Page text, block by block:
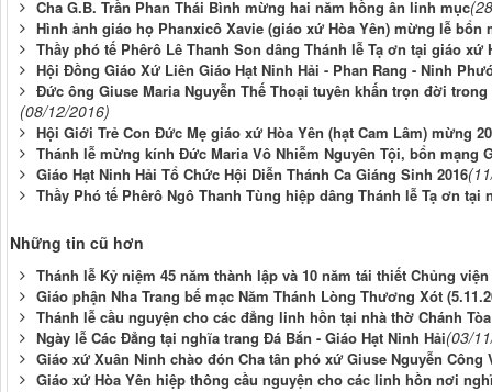
Cha G.B. Trần Phan Thái Bình mừng hai năm hồng ân linh mục
Hình ảnh giáo họ Phanxicô Xavie (giáo xứ Hòa Yên) mừng lễ bổn
Thầy phó tế Phêrô Lê Thanh Son dâng Thánh lễ Tạ ơn tại giáo xứ
Hội Đồng Giáo Xứ Liên Giáo Hạt Ninh Hải - Phan Rang - Ninh
Đức ông Giuse Maria Nguyễn Thế Thoại tuyên khấn trọn đời
(08/12/2016)
Hội Giới Trẻ Con Đức Mẹ giáo xứ Hòa Yên (hạt Cam Lâm) mừng
Thánh lễ mừng kính Đức Maria Vô Nhiễm Nguyên Tội, bổn mạng
Giáo Hạt Ninh Hải Tổ Chức Hội Diễn Thánh Ca Giáng Sinh 2016
Thầy Phó tế Phêrô Ngô Thanh Tùng hiệp dâng Thánh lễ Tạ ơn tại
Những tin cũ hơn
Thánh lễ Kỷ niệm 45 năm thành lập và 10 năm tái thiết Chủng
Giáo phận Nha Trang bế mạc Năm Thánh Lòng Thương Xót
Thánh lễ cầu nguyện cho các đẳng linh hồn tại nhà thờ Chánh Tòa
Ngày lễ Các Đẳng tại nghĩa trang Đá Bắn - Giáo Hạt Ninh Hải(03/
Giáo xứ Xuân Ninh chào đón Cha tân phó xứ Giuse Nguyễn Công
Giáo xứ Hòa Yên hiệp thông cầu nguyện cho các linh hồn nơi